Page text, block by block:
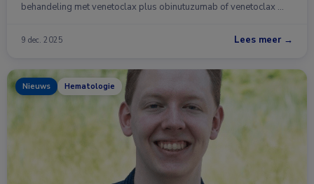
behandeling met venetoclax plus obinutuzumab of venetoclax …
9 dec. 2025 Lees meer →
Nieuws Hematologie